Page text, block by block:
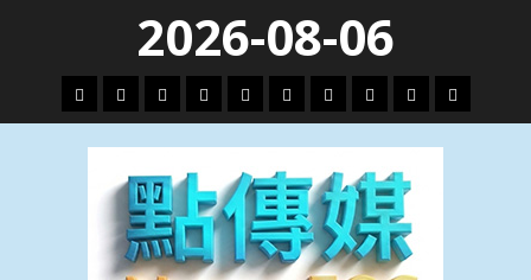
content
2026-08-06
頭
條
財
經
地
方.
會
文
教.
技
專
題
娛
樂
劇
政
治
國
際
運
動
生
活